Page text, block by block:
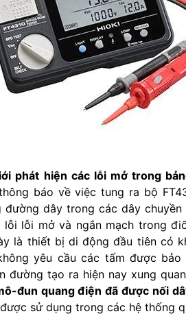
phát hiện các lỗi mở trong
báo về việc tung ra bộ
dây trong các dây
lỗi mở và ngắn mạch trong
là thiết bị di động đầu tiên có
yêu cầu các tấm được
đường tạo ra hiện nay xung
đun quang điện đã được nối
sử dụng trong các hệ thống